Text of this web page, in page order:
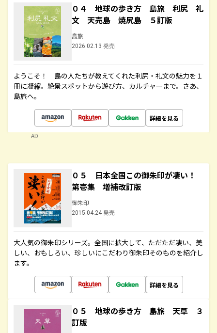
０４ 地球の歩き方 島旅 利尻 礼
文 天売島 焼尻島 ５訂版
島旅
2026.02.13 発売
ようこそ！ 島の人たちが教えてくれた利尻・礼文の魅力を１
冊に凝縮。絶景スポットから遊び方、カルチャーまで。さあ、
島旅へ。
詳細を見る
AD
０５ 日本全国この御朱印が凄い！
第壱集 増補改訂版
御朱印
2015.04.24 発売
大人気の御朱印シリーズ。全国に拡大して、ただただ凄い、美
しい、おもしろい、珍しいにこだわり御朱印そのものを紹介し
ます。
詳細を見る
０５ 地球の歩き方 島旅 天草 ３
訂版